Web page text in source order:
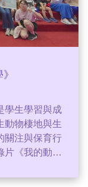
學生學習與成
動物棲地與生
關注與保育行
片《我的動物
一部，以校園